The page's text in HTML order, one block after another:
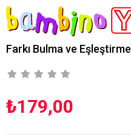
Farkı Bulma ve Eşleştirme
₺179,00